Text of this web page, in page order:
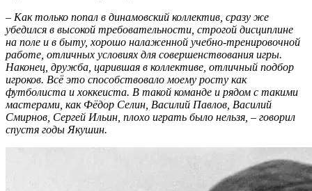
– Как только попал в динамовский коллектив, сразу же
убедился в высокой требовательности, строгой дисциплине
на поле и в быту, хорошо налаженной учебно-тренировочной
работе, отличных условиях для совершенствования игры.
Наконец, дружба, царившая в коллективе, отличный подбор
игроков. Всё это способствовало моему росту как
футболиста и хоккеиста. В такой команде и рядом с такими
мастерами, как Фёдор Селин, Василий Павлов, Василий
Смирнов, Сергей Ильин, плохо играть было нельзя, – говорил
спустя годы Якушин.